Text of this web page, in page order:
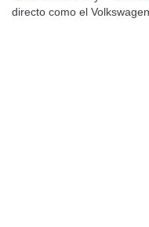
SEAT Alhambra y elFord